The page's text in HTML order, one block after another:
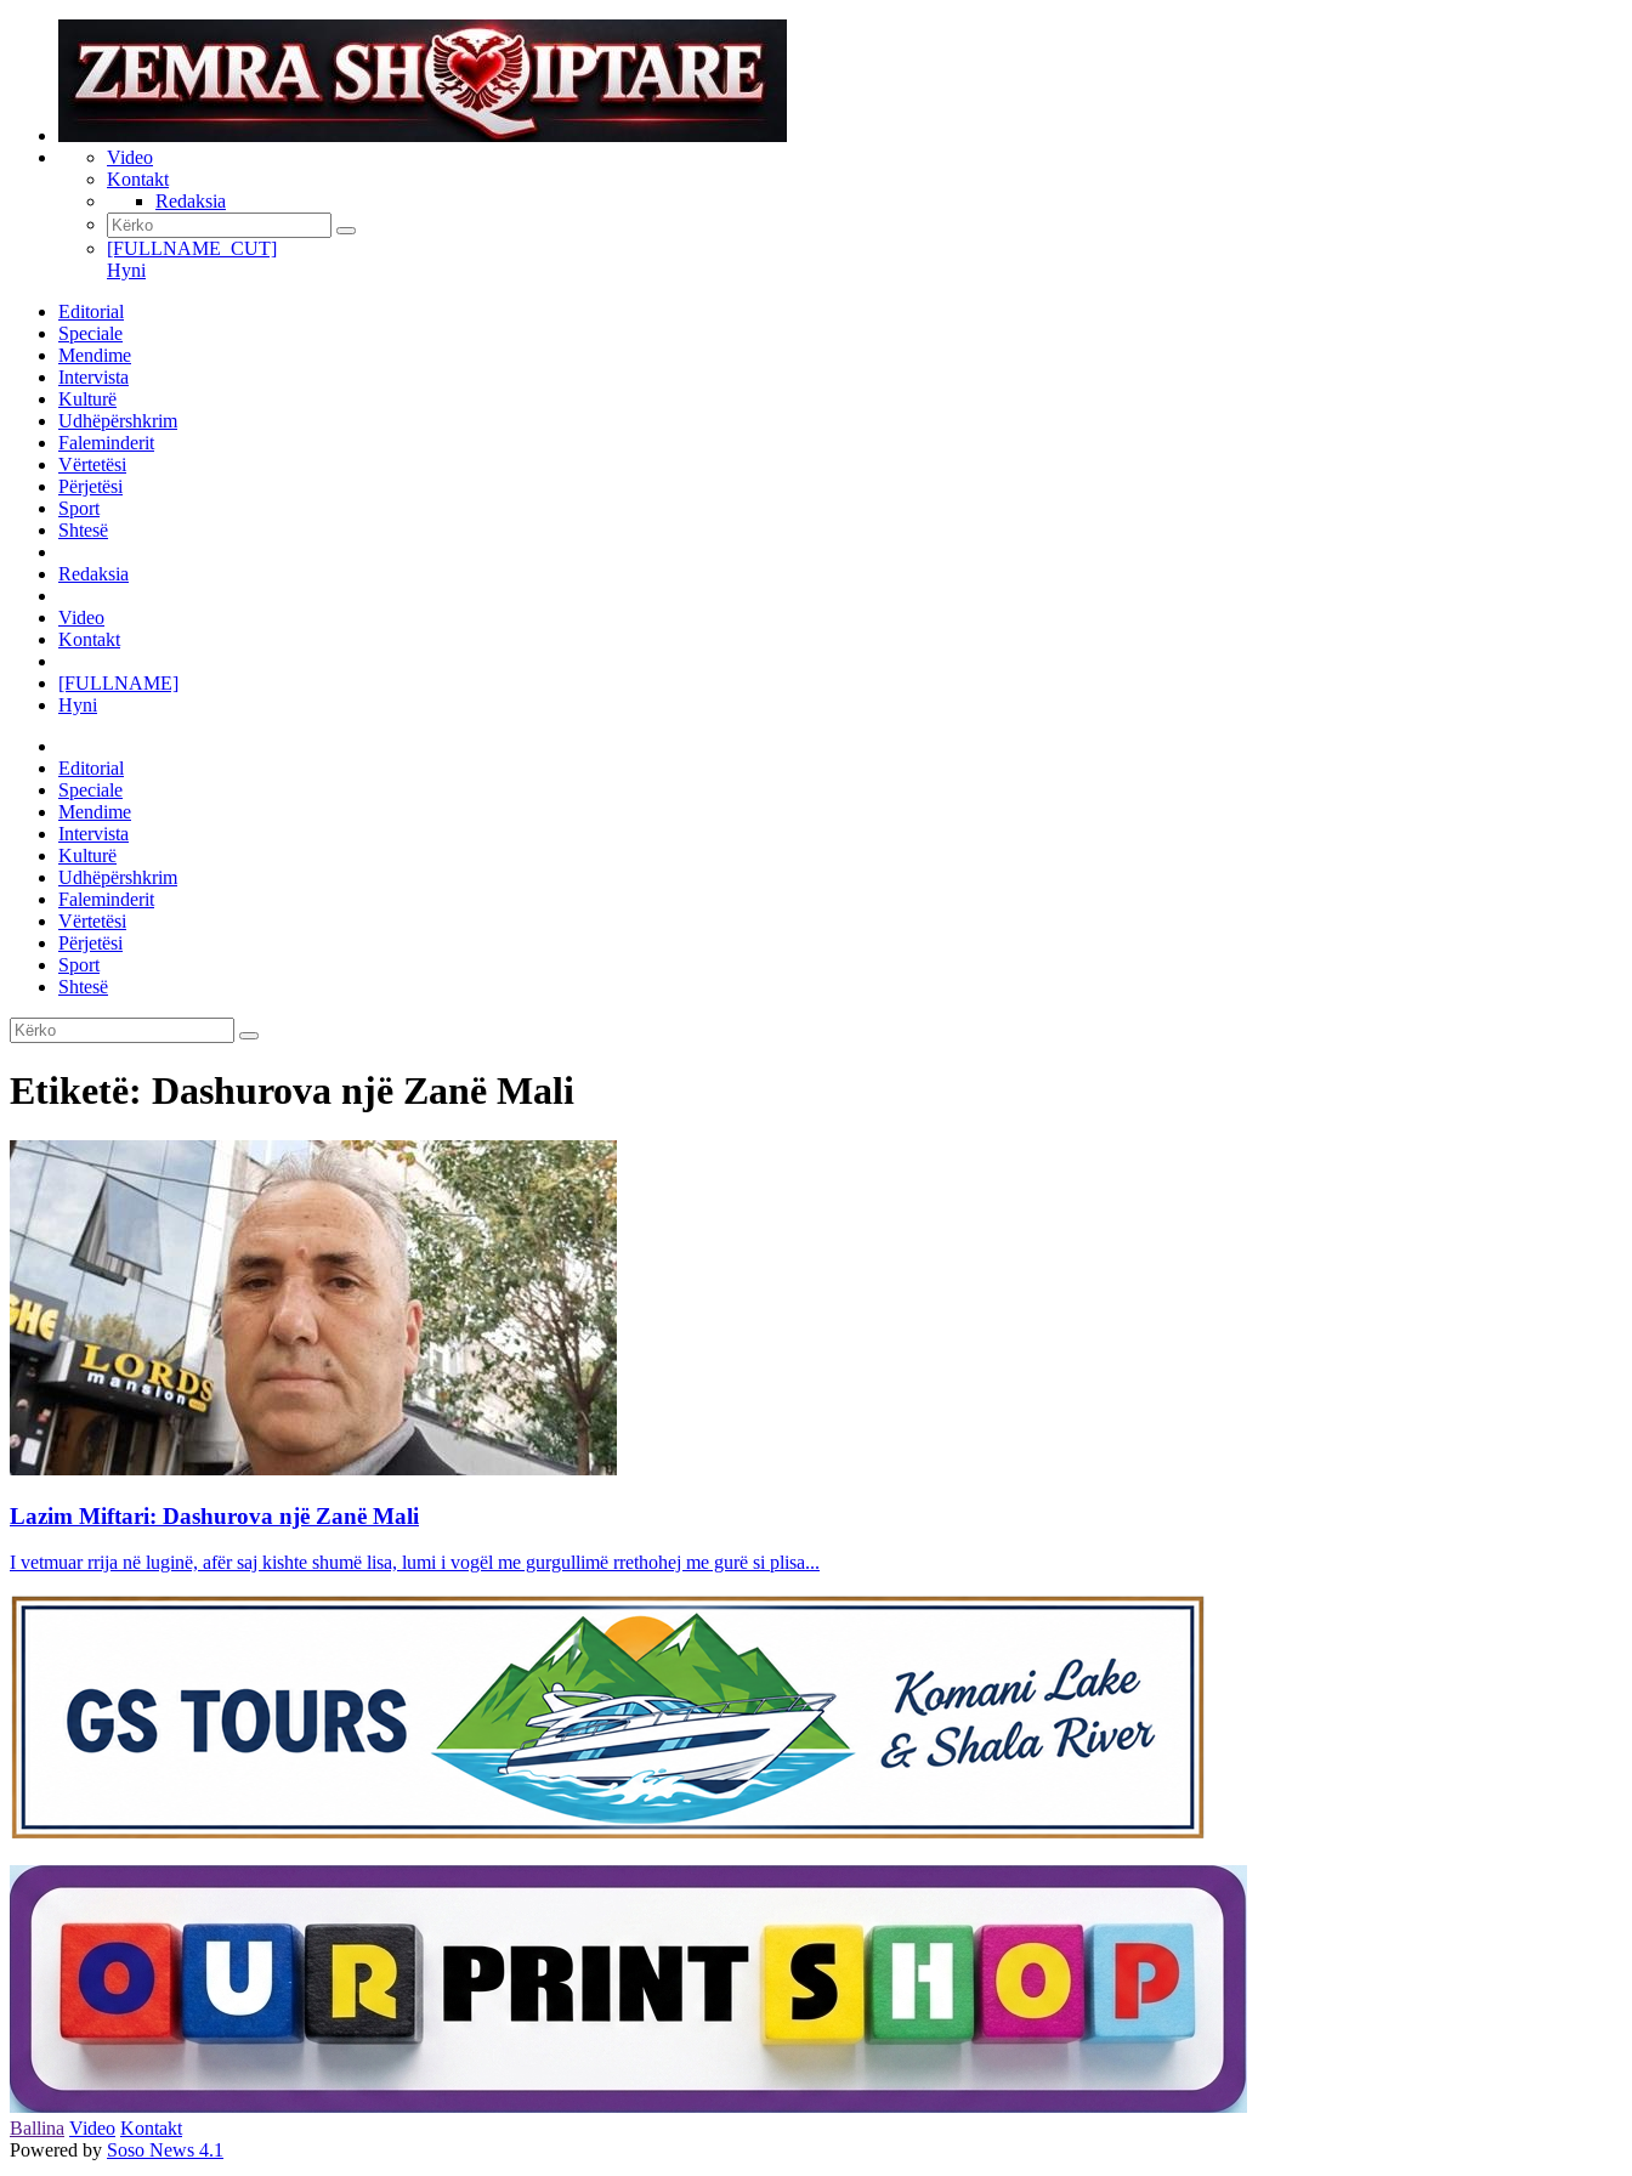
Video
Kontakt
Redaksia
[FULLNAME_CUT]
Hyni
Editorial
Speciale
Mendime
Intervista
Kulturë
Udhëpërshkrim
Faleminderit
Vërtetësi
Përjetësi
Sport
Shtesë
Redaksia
Video
Kontakt
[FULLNAME]
Hyni
Editorial
Speciale
Mendime
Intervista
Kulturë
Udhëpërshkrim
Faleminderit
Vërtetësi
Përjetësi
Sport
Shtesë
Etiketë: Dashurova një Zanë Mali
Lazim Miftari: Dashurova një Zanë Mali
I vetmuar rrija në luginë, afër saj kishte shumë lisa, lumi i vogël me gurgullimë rrethohej me gurë si plisa...
Ballina Video Kontakt
Powered by Soso News 4.1